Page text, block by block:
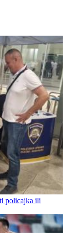
policajka ili